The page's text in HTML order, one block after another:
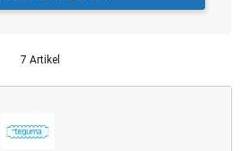
7 Artikel